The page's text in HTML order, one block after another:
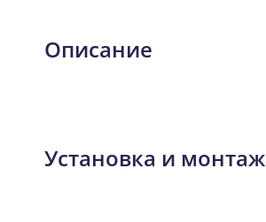
Описание
Установка и монтаж